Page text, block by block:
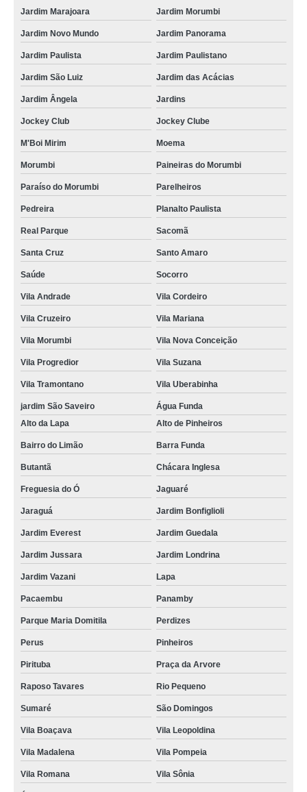
Jardim Marajoara Jardim Morumbi
Jardim Novo Mundo Jardim Panorama
Jardim Paulista Jardim Paulistano
Jardim São Luiz Jardim das Acácias
Jardim Ângela Jardins
Jockey Club Jockey Clube
M'Boi Mirim Moema
Morumbi Paineiras do Morumbi
Paraíso do Morumbi Parelheiros
Pedreira Planalto Paulista
Real Parque Sacomã
Santa Cruz Santo Amaro
Saúde Socorro
Vila Andrade Vila Cordeiro
Vila Cruzeiro Vila Mariana
Vila Morumbi Vila Nova Conceição
Vila Progredior Vila Suzana
Vila Tramontano Vila Uberabinha
jardim São Saveiro
Água Funda
Alto da Lapa
Alto de Pinheiros
Bairro do Limão Barra Funda
Butantã Chácara Inglesa
Freguesia do Ó Jaguaré
Jaraguá Jardim Bonfiglioli
Jardim Everest Jardim Guedala
Jardim Jussara Jardim Londrina
Jardim Vazani Lapa
Pacaembu Panamby
Parque Maria Domitila Perdizes
Perus Pinheiros
Pirituba Praça da Arvore
Raposo Tavares Rio Pequeno
Sumaré São Domingos
Vila Boaçava Vila Leopoldina
Vila Madalena Vila Pompeia
Vila Romana Vila Sônia